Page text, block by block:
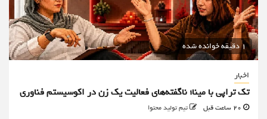
1 دقیقه خوانده شده
اخبار
تک تراپی با مینا؛ ناگفته‌های فعالیت یک زن در اکوسیستم فناوری
تیم تولید محتوا